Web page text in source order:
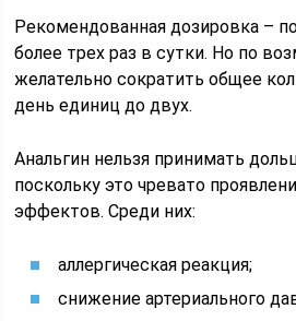
Рекомендованная дозировка –
более трех раз в сутки. Но по
желательно сократить общее
день единиц до двух.
Анальгин нельзя принимать
поскольку это чревато
эффектов. Среди них:
аллергическая реакция;
снижение артериального